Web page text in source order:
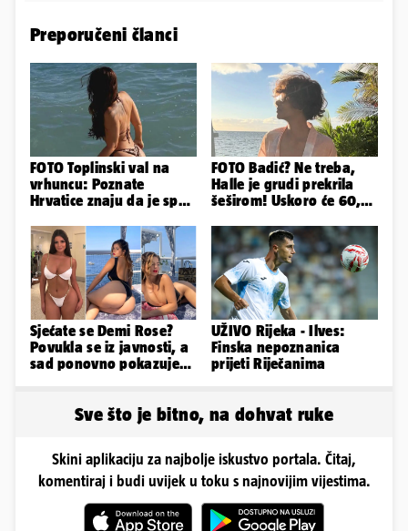
Preporučeni članci
FOTO Toplinski val na
vrhuncu: Poznate
Hrvatice znaju da je spas
FOTO Badić? Ne treba,
Halle je grudi prekrila
šeširom! Uskoro će 60,
Sjećate se Demi Rose?
Povukla se iz javnosti, a
sad ponovno pokazuje
UŽIVO Rijeka - Ilves:
Finska nepoznanica
prijeti Riječanima
Sve što je bitno, na dohvat ruke
Skini aplikaciju za najbolje iskustvo portala. Čitaj,
komentiraj i budi uvijek u toku s najnovijim vijestima.